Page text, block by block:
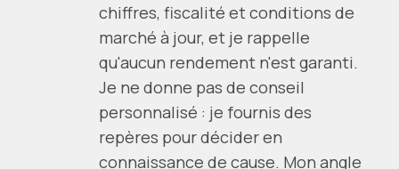
chiffres, fiscalité et conditions de
marché à jour, et je rappelle
qu'aucun rendement n'est garanti.
Je ne donne pas de conseil
personnalisé : je fournis des
repères pour décider en
connaissance de cause. Mon angle